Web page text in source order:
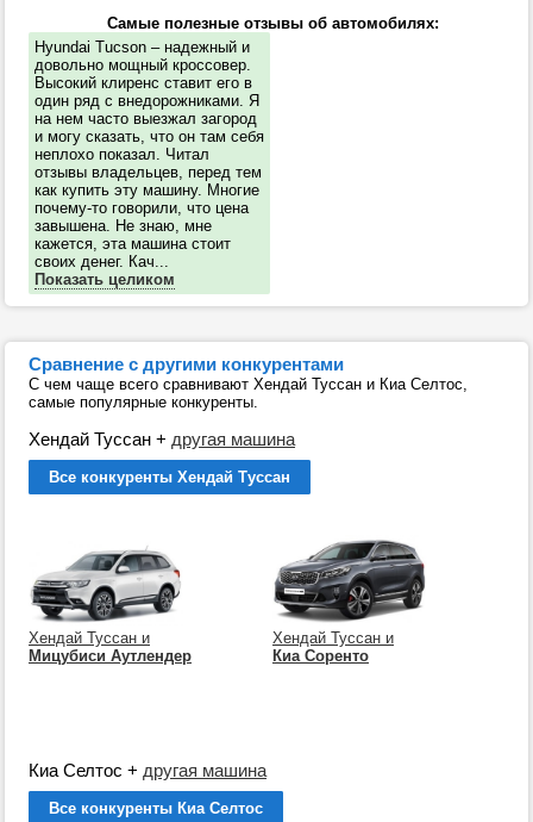
Самые полезные отзывы об автомобилях:
Hyundai Tucson – надежный и
довольно мощный кроссовер.
Высокий клиренс ставит его в
один ряд с внедорожниками. Я
на нем часто выезжал загород
и могу сказать, что он там себя
неплохо показал. Читал
отзывы владельцев, перед тем
как купить эту машину. Многие
почему-то говорили, что цена
завышена. Не знаю, мне
кажется, эта машина стоит
своих денег. Кач...
Показать целиком
Сравнение с другими конкурентами
С чем чаще всего сравнивают Хендай Туссан и Киа Селтос,
самые популярные конкуренты.
Хендай Туссан + другая машина
Все конкуренты Хендай Туссан
Хендай Туссан и
Мицубиси Аутлендер
Хендай Туссан и
Киа Соренто
Киа Селтос + другая машина
Все конкуренты Киа Селтос